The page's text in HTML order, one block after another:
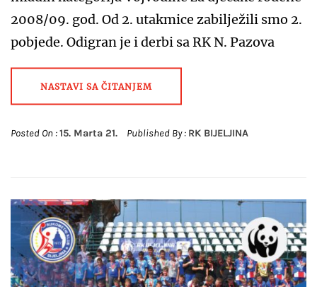
2008/09. god. Od 2. utakmice zabilježili smo 2.
pobjede. Odigran je i derbi sa RK N. Pazova
NASTAVI SA ČITANJEM
Posted On :15. Marta 21. Published By : RK BIJELJINA